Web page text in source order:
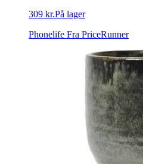
309 kr.På lager
Phonelife Fra PriceRunner